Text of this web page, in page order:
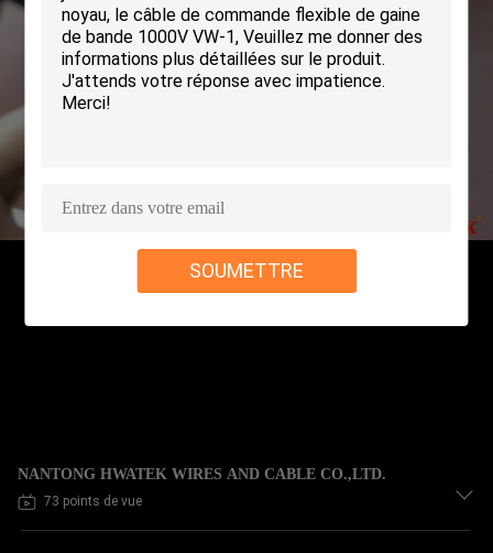
SOUMETTRE
NANTONG HWATEK WIRES AND CABLE CO.,LTD.
73 points de vue